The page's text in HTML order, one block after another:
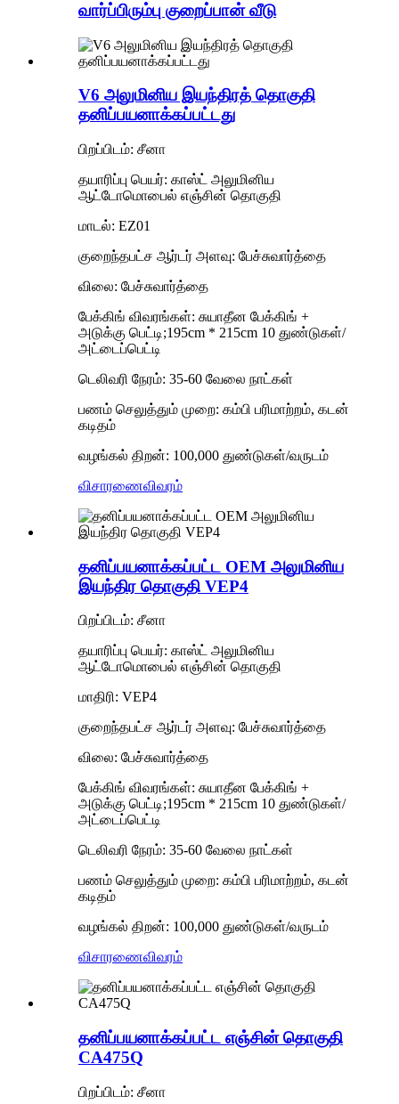
வார்ப்பிரும்பு குறைப்பான் வீடு
V6 அலுமினிய இயந்திரத் தொகுதி
தனிப்பயனாக்கப்பட்டது
பிறப்பிடம்: சீனா
தயாரிப்பு பெயர்: காஸ்ட் அலுமினிய
ஆட்டோமொபைல் எஞ்சின் தொகுதி
மாடல்: EZ01
குறைந்தபட்ச ஆர்டர் அளவு: பேச்சுவார்த்தை
விலை: பேச்சுவார்த்தை
பேக்கிங் விவரங்கள்: சுயாதீன பேக்கிங் +
அடுக்கு பெட்டி;195cm * 215cm 10 துண்டுகள்/
அட்டைப்பெட்டி
டெலிவரி நேரம்: 35-60 வேலை நாட்கள்
பணம் செலுத்தும் முறை: கம்பி பரிமாற்றம், கடன்
கடிதம்
வழங்கல் திறன்: 100,000 துண்டுகள்/வருடம்
விசாரணைவிவரம்
தனிப்பயனாக்கப்பட்ட OEM அலுமினிய
இயந்திர தொகுதி VEP4
பிறப்பிடம்: சீனா
தயாரிப்பு பெயர்: காஸ்ட் அலுமினிய
ஆட்டோமொபைல் எஞ்சின் தொகுதி
மாதிரி: VEP4
குறைந்தபட்ச ஆர்டர் அளவு: பேச்சுவார்த்தை
விலை: பேச்சுவார்த்தை
பேக்கிங் விவரங்கள்: சுயாதீன பேக்கிங் +
அடுக்கு பெட்டி;195cm * 215cm 10 துண்டுகள்/
அட்டைப்பெட்டி
டெலிவரி நேரம்: 35-60 வேலை நாட்கள்
பணம் செலுத்தும் முறை: கம்பி பரிமாற்றம், கடன்
கடிதம்
வழங்கல் திறன்: 100,000 துண்டுகள்/வருடம்
விசாரணைவிவரம்
தனிப்பயனாக்கப்பட்ட எஞ்சின் தொகுதி
CA475Q
பிறப்பிடம்: சீனா